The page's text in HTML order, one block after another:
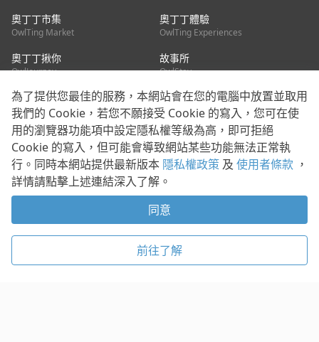
奧丁丁市集
OwlTing Market
奧丁丁體驗
OwlTing Experiences
奧丁丁揪你
OwlJourney
故事所
OwlStay
聯絡我們
客服信箱：mediapartner@owlting.com
服務信箱 / 廣告洽詢：info_owlnews@owlting.com
媒體合作 / 新聞稿提供：mediapartner@owlting.com
本平台之內容符合第三方智慧財產權規範，若有疑慮歡迎來信告
使用者條款 隱私權政策 Cookie 政策
為了提供您最佳的服務，本網站會在您的電腦中放置並取用
我們的 Cookie，若您不願接受 Cookie 的寫入，您可在使
用的瀏覽器功能項中設定隱私權等級為高，即可拒絕
Cookie 的寫入，但可能會導致網站某些功能無法正常執
行。同時本網站提供最新版本 隱私權政策 及 使用者條款 ，
詳情請點擊上述連結深入了解。
同意
前往了解